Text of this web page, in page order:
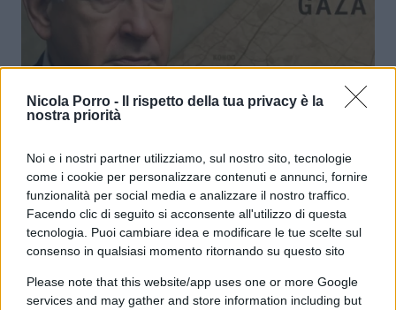
Nicola Porro -
Il rispetto della tua privacy è la
nostra priorità
Noi e i nostri partner utilizziamo, sul nostro sito, tecnologie
come i cookie per personalizzare contenuti e annunci, fornire
funzionalità per social media e analizzare il nostro traffico.
Facendo clic di seguito si acconsente all'utilizzo di questa
tecnologia. Puoi cambiare idea e modificare le tue scelte sul
consenso in qualsiasi momento ritornando su questo sito
Please note that this website/app uses one or more Google
services and may gather and store information including but
Perché equiparare Israele alla
diNathan Greppi
4 Luglio 2026, 5:57